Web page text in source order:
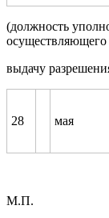
(должность
осуществляющего
выдачу
28 мая
М.П.